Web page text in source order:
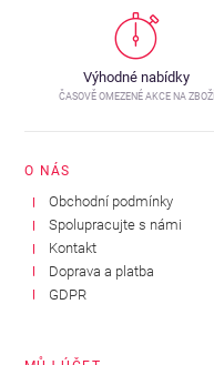
Výhodné nabídky
ČASOVĚ OMEZENÉ AKCE NA ZBOŽÍ
O NÁS
Obchodní podmínky
Spolupracujte s námi
Kontakt
Doprava a platba
GDPR